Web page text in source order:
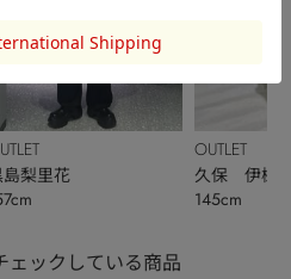
島梨里花
OUTLET
久保 伊槻
145cm
ェックしている商品